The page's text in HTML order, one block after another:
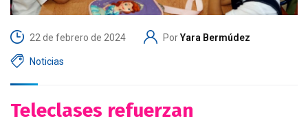
22 de febrero de 2024 PorYara Bermúdez
Noticias
Teleclases refuerzan